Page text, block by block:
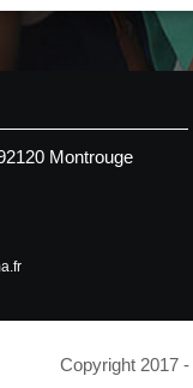
Montrouge
Copyright 2017